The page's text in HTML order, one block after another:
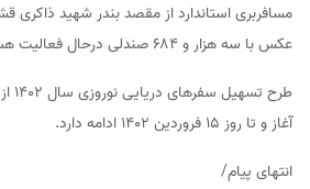
مسافربری استاندارد از مقصد بندر شهید ذاکری
عکس با سه هزار و ۶۸۴ صندلی درحال فعالیت هستند.
آغاز و تا روز 15 فروردین ۱۴۰۲ ادامه دارد.
انتهای پیام/